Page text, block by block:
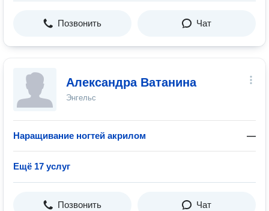
Позвонить Чат
Александра Ватанина
Энгельс
Наращивание ногтей акрилом —
Ещё 17 услуг
Позвонить Чат